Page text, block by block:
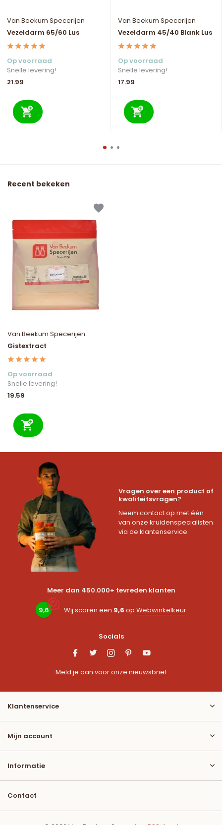
Van Beekum Specerijen
Vezeldarm 65/60 Lus
Op voorraad
Snelle levering!
21.99
Van Beekum Specerijen
Vezeldarm 45/40 Blank Lus
Op voorraad
Snelle levering!
17.99
Recent bekeken
Van Beekum Specerijen
Gistextract
Op voorraad
Snelle levering!
19.59
Vragen over een product of
kwaliteitsvragen?
Neem contact op met één
van onze kruidenspecialisten
via de klantenservice.
Meer dan 450.000+ tevreden klanten
9,6 Wij scoren een 9,6 op Webwinkelkeur
Socials
Meld je aan voor onze nieuwsbrief
Klantenservice
Mijn account
Informatie
Contact